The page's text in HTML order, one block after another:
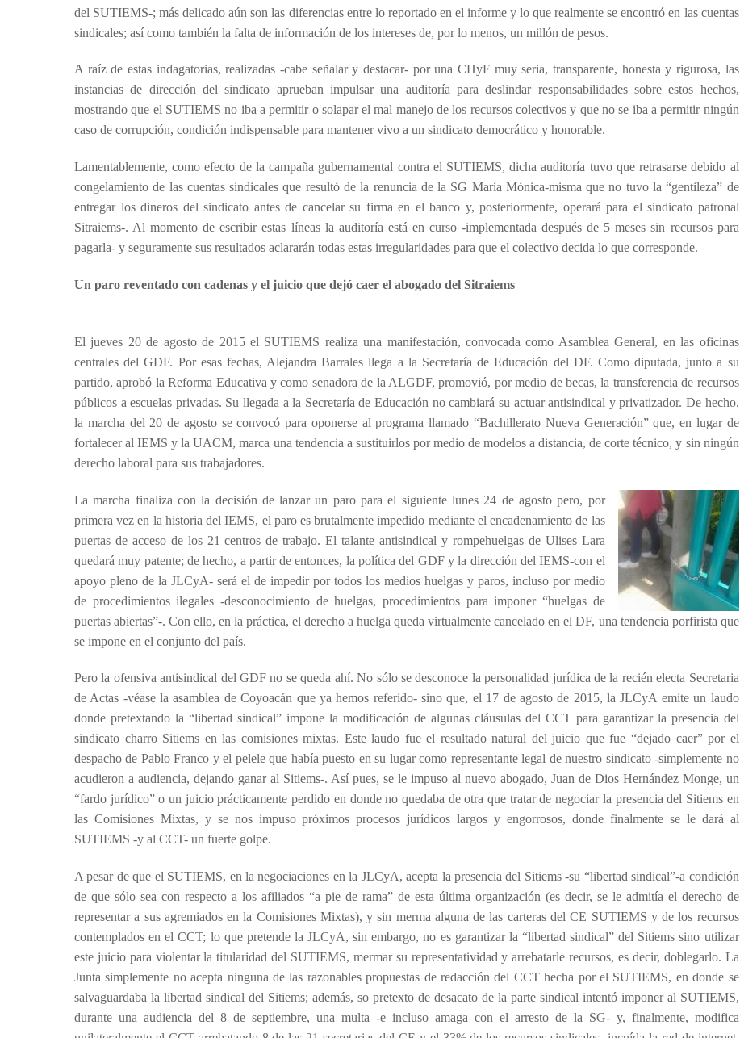
del SUTIEMS-; más delicado aún son las diferencias entre lo reportado en el informe y lo que realmente se encontró en las cuentas
sindicales; así como también la falta de información de los intereses de, por lo menos, un millón de pesos.
A raíz de estas indagatorias, realizadas -cabe señalar y destacar- por una CHyF muy seria, transparente, honesta y rigurosa, las
instancias de dirección del sindicato aprueban impulsar una auditoría para deslindar responsabilidades sobre estos hechos,
mostrando que el SUTIEMS no iba a permitir o solapar el mal manejo de los recursos colectivos y que no se iba a permitir ningún
caso de corrupción, condición indispensable para mantener vivo a un sindicato democrático y honorable.
Lamentablemente, como efecto de la campaña gubernamental contra el SUTIEMS, dicha auditoría tuvo que retrasarse debido al
congelamiento de las cuentas sindicales que resultó de la renuncia de la SG María Mónica-misma que no tuvo la “gentileza” de
entregar los dineros del sindicato antes de cancelar su firma en el banco y, posteriormente, operará para el sindicato patronal
Sitraiems-. Al momento de escribir estas líneas la auditoría está en curso -implementada después de 5 meses sin recursos para
pagarla- y seguramente sus resultados aclararán todas estas irregularidades para que el colectivo decida lo que corresponde.
Un paro reventado con cadenas y el juicio que dejó caer el abogado del Sitraiems
El jueves 20 de agosto de 2015 el SUTIEMS realiza una manifestación, convocada como Asamblea General, en las oficinas
centrales del GDF. Por esas fechas, Alejandra Barrales llega a la Secretaría de Educación del DF. Como diputada, junto a su
partido, aprobó la Reforma Educativa y como senadora de la ALGDF, promovió, por medio de becas, la transferencia de recursos
públicos a escuelas privadas. Su llegada a la Secretaría de Educación no cambiará su actuar antisindical y privatizador. De hecho,
la marcha del 20 de agosto se convocó para oponerse al programa llamado “Bachillerato Nueva Generación” que, en lugar de
fortalecer al IEMS y la UACM, marca una tendencia a sustituirlos por medio de modelos a distancia, de corte técnico, y sin ningún
derecho laboral para sus trabajadores.
La marcha finaliza con la decisión de lanzar un paro para el siguiente lunes 24 de agosto pero, por
primera vez en la historia del IEMS, el paro es brutalmente impedido mediante el encadenamiento de las
puertas de acceso de los 21 centros de trabajo. El talante antisindical y rompehuelgas de Ulises Lara
quedará muy patente; de hecho, a partir de entonces, la política del GDF y la dirección del IEMS-con el
apoyo pleno de la JLCyA- será el de impedir por todos los medios huelgas y paros, incluso por medio
de procedimientos ilegales -desconocimiento de huelgas, procedimientos para imponer “huelgas de
puertas abiertas”-. Con ello, en la práctica, el derecho a huelga queda virtualmente cancelado en el DF, una tendencia porfirista que
se impone en el conjunto del país.
Pero la ofensiva antisindical del GDF no se queda ahí. No sólo se desconoce la personalidad jurídica de la recién electa Secretaria
de Actas -véase la asamblea de Coyoacán que ya hemos referido- sino que, el 17 de agosto de 2015, la JLCyA emite un laudo
donde pretextando la “libertad sindical” impone la modificación de algunas cláusulas del CCT para garantizar la presencia del
sindicato charro Sitiems en las comisiones mixtas. Este laudo fue el resultado natural del juicio que fue “dejado caer” por el
despacho de Pablo Franco y el pelele que había puesto en su lugar como representante legal de nuestro sindicato -simplemente no
acudieron a audiencia, dejando ganar al Sitiems-. Así pues, se le impuso al nuevo abogado, Juan de Dios Hernández Monge, un
“fardo jurídico” o un juicio prácticamente perdido en donde no quedaba de otra que tratar de negociar la presencia del Sitiems en
las Comisiones Mixtas, y se nos impuso próximos procesos jurídicos largos y engorrosos, donde finalmente se le dará al
SUTIEMS -y al CCT- un fuerte golpe.
A pesar de que el SUTIEMS, en la negociaciones en la JLCyA, acepta la presencia del Sitiems -su “libertad sindical”-a condición
de que sólo sea con respecto a los afiliados “a pie de rama” de esta última organización (es decir, se le admitía el derecho de
representar a sus agremiados en la Comisiones Mixtas), y sin merma alguna de las carteras del CE SUTIEMS y de los recursos
contemplados en el CCT; lo que pretende la JLCyA, sin embargo, no es garantizar la “libertad sindical” del Sitiems sino utilizar
este juicio para violentar la titularidad del SUTIEMS, mermar su representatividad y arrebatarle recursos, es decir, doblegarlo. La
Junta simplemente no acepta ninguna de las razonables propuestas de redacción del CCT hecha por el SUTIEMS, en donde se
salvaguardaba la libertad sindical del Sitiems; además, so pretexto de desacato de la parte sindical intentó imponer al SUTIEMS,
durante una audiencia del 8 de septiembre, una multa -e incluso amaga con el arresto de la SG- y, finalmente, modifica